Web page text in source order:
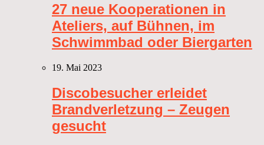
27 neue Kooperationen in
Ateliers, auf Bühnen, im
Schwimmbad oder Biergarten
19. Mai 2023
Discobesucher erleidet
Brandverletzung – Zeugen
gesucht